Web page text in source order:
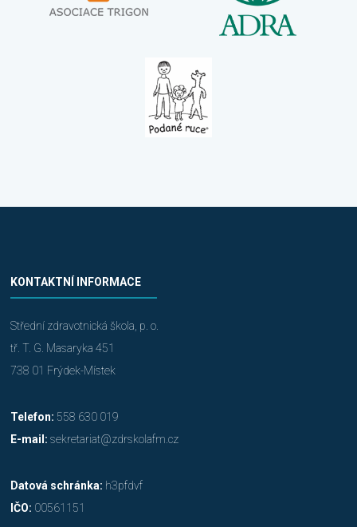
KONTAKTNÍ INFORMACE
Střední zdravotnická škola, p. o.
tř. T. G. Masaryka 451
738 01 Frýdek-Místek
Telefon: 558 630 019
E-mail: sekretariat@zdrskolafm.cz
Datová schránka: h3pfdvf
IČO: 00561151